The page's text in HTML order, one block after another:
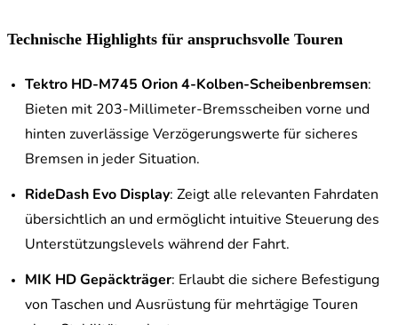
Technische Highlights für anspruchsvolle Touren
Tektro HD-M745 Orion 4-Kolben-Scheibenbremsen:
Bieten mit 203-Millimeter-Bremsscheiben vorne und
hinten zuverlässige Verzögerungswerte für sicheres
Bremsen in jeder Situation.
RideDash Evo Display: Zeigt alle relevanten Fahrdaten
übersichtlich an und ermöglicht intuitive Steuerung des
Unterstützungslevels während der Fahrt.
MIK HD Gepäckträger: Erlaubt die sichere Befestigung
von Taschen und Ausrüstung für mehrtägige Touren